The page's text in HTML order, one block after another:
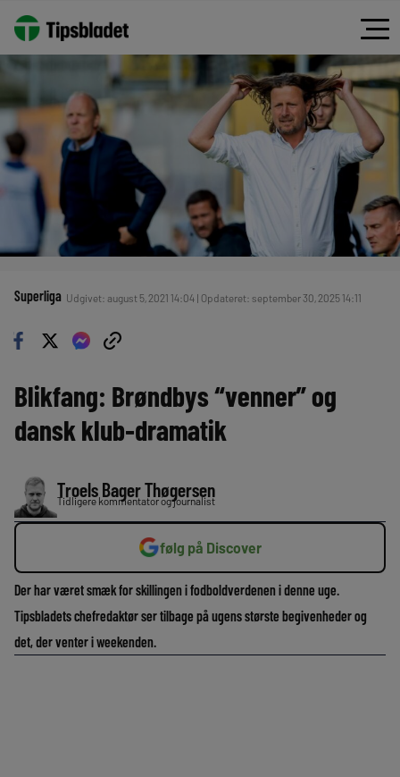
Superliga Udgivet: august 5, 2021 14:04 | Opdateret: september 30, 2025 14:11
Blikfang: Brøndbys “venner” og
dansk klub-dramatik
Troels Bager Thøgersen
Tidligere kommentator og journalist
følg på Discover
Der har været smæk for skillingen i fodboldverdenen i denne uge.
Tipsbladets chefredaktør ser tilbage på ugens største begivenheder og
det, der venter i weekenden.